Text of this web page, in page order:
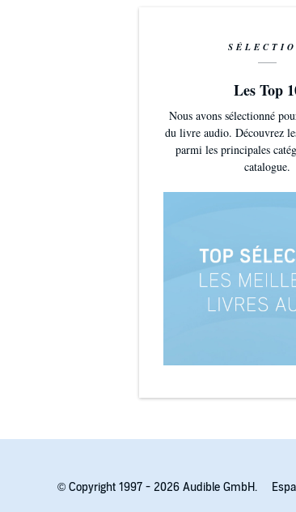
Les Top
Nous avons sélectionné
du livre audio. Découvrez
parmi les principales
catalogue.
© Copyright 1997 - 2026 Audible GmbH.